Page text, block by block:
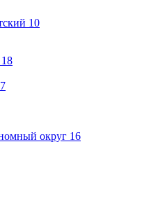
10
18
округ 16